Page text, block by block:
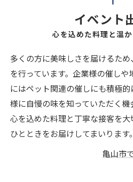
イベント
心を込めた料理と温
多くの方に美味しさを届けるた
を行っています。企業様の催し
にはペット関連の催しにも積極
様に自慢の味を知っていただく機
心を込めた料理と丁寧な接客を
ひとときをお届けしてまいります。
亀山市